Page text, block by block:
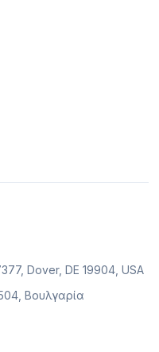
Dover, DE 19904, USA
Βουλγαρία